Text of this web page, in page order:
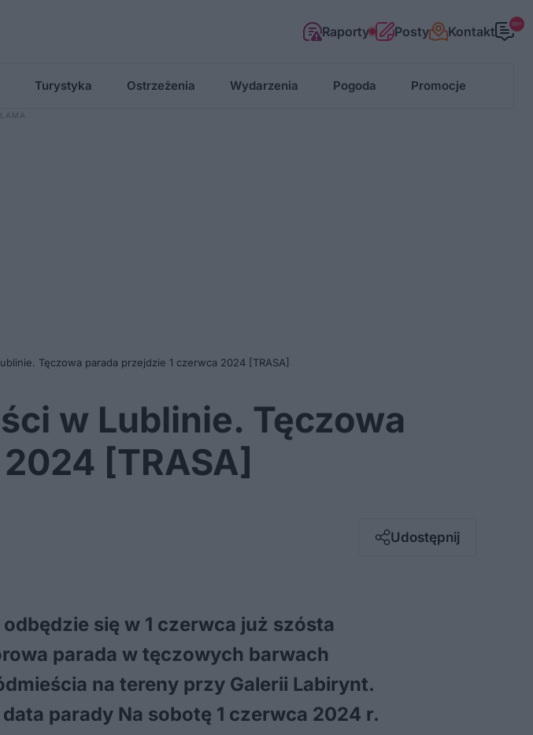
Raporty Posty Kontakt 99+
Turystyka Ostrzeżenia Wydarzenia Pogoda Promocje
Tęczowa parada przejdzie 1 czerwca 2024 [TRASA]
w Lublinie. Tęczowa
[TRASA]
Udostępnij
Messenger
odbędzie się w 1 czerwca już szósta
parada w tęczowych barwach
na tereny przy Galerii Labirynt.
parady Na sobotę 1 czerwca 2024 r.